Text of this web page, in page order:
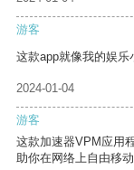
游客
这款app就像我的娱乐
2024-01-04
游客
这款加速器VPM应用
助你在网络上自由移动